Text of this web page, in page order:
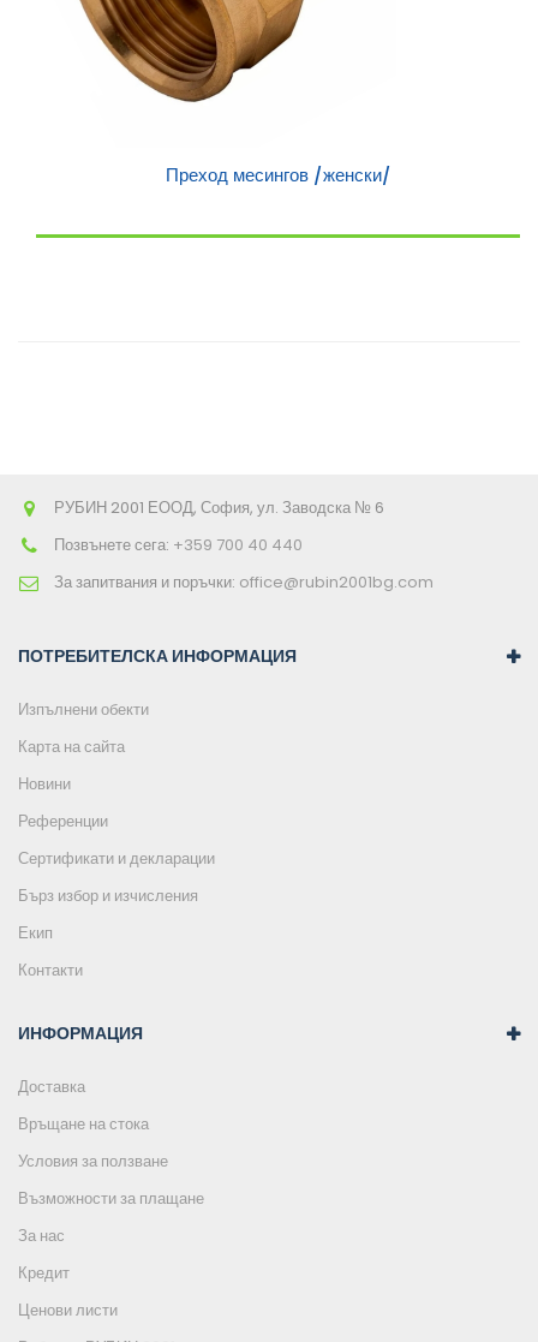
Преход месингов /женски/
РУБИН 2001 ЕООД, София, ул. Заводска № 6
Позвънете сега: +359 700 40 440
За запитвания и поръчки: office@rubin2001bg.com
ПОТРЕБИТЕЛСКА ИНФОРМАЦИЯ
Изпълнени обекти
Карта на сайта
Новини
Референции
Сертификати и декларации
Бърз избор и изчисления
Екип
Контакти
ИНФОРМАЦИЯ
Доставка
Връщане на стока
Условия за ползване
Възможности за плащане
За нас
Кредит
Ценови листи